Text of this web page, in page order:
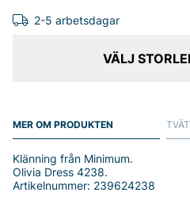
2-5 arbetsdagar
VÄLJ
MER OM PRODUKTEN
Klänning från Minimum.
Olivia Dress 4238.
Artikelnummer: 239624238